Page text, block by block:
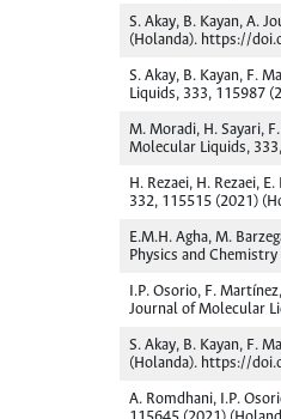
S. Akay, B. Kayan, A.
(Holanda). https://
S. Akay, B. Kayan, F.
Liquids, 333, 115987
M. Moradi, H. Sayari,
Molecular Liquids,
H. Rezaei, H. Rezaei,
332, 115515 (2021)
E.M.H. Agha, M.
Physics and
I.P. Osorio, F.
Journal of Molecular
S. Akay, B. Kayan, F.
(Holanda). https://
A. Romdhani, I.P.